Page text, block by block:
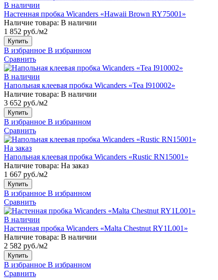
В наличии
Настенная пробка Wicanders «Hawaii Brown RY75001»
Наличие товара: В наличии
1 852 руб./м2
Купить
В избранное В избранном
Сравнить
В наличии
Напольная клеевая пробка Wicanders «Tea I910002»
Наличие товара: В наличии
3 652 руб./м2
Купить
В избранное В избранном
Сравнить
На заказ
Напольная клеевая пробка Wicanders «Rustic RN15001»
Наличие товара: На заказ
1 667 руб./м2
Купить
В избранное В избранном
Сравнить
В наличии
Настенная пробка Wicanders «Malta Chestnut RY1L001»
Наличие товара: В наличии
2 582 руб./м2
Купить
В избранное В избранном
Сравнить